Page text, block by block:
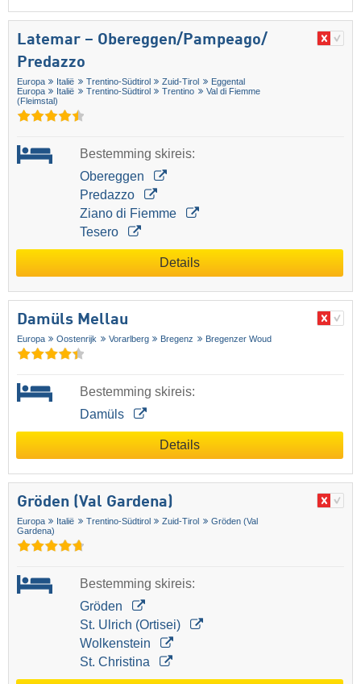
Latemar – Obereggen/​Pampeago/​
Predazzo
Europa Italië Trentino-Südtirol Zuid-Tirol
Eggental
Europa
Italië Trentino-Südtirol Trentino
Val di Fiemme
(Fleimstal)
Bestemming skireis:
Obereggen
Predazzo
Ziano di Fiemme
Tesero
Details
Damüls Mellau
Europa Oostenrijk Vorarlberg Bregenz Bregenzer Woud
Bestemming skireis:
Damüls
Details
Gröden (Val Gardena)
Europa Italië Trentino-Südtirol Zuid-Tirol
Gröden (Val
Gardena)
Bestemming skireis:
Gröden
St. Ulrich (Ortisei)
Wolkenstein
St. Christina